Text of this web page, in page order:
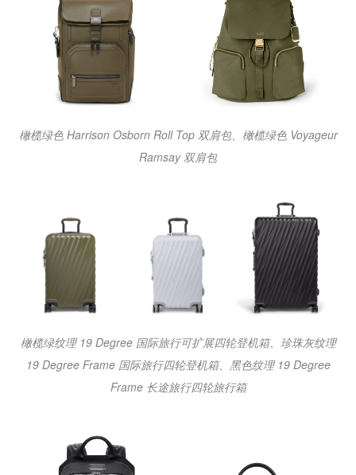
橄榄绿色 Harrison Osborn Roll Top 双肩包、橄榄绿色 Voyageur
Ramsay 双肩包
橄榄绿纹理 19 Degree 国际旅行可扩展四轮登机箱、珍珠灰纹理
19 Degree Frame 国际旅行四轮登机箱、黑色纹理 19 Degree
Frame 长途旅行四轮旅行箱